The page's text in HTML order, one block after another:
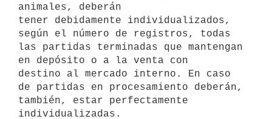
animales, deberán
tener debidamente individualizados,
según el número de registros, todas
las partidas terminadas que mantengan
en depósito o a la venta con
destino al mercado interno. En caso
de partidas en procesamiento deberán,
también, estar perfectamente